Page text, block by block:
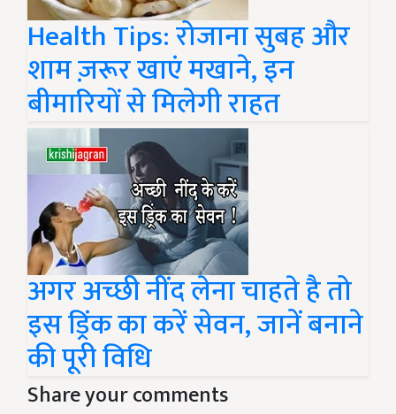
Health Tips: रोजाना सुबह और
शाम ज़रूर खाएं मखाने, इन
बीमारियों से मिलेगी राहत
अगर अच्छी नींद लेना चाहते है तो
इस ड्रिंक का करें सेवन, जानें बनाने
की पूरी विधि
Share your comments